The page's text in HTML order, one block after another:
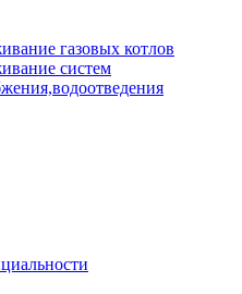
газовых котлов
систем